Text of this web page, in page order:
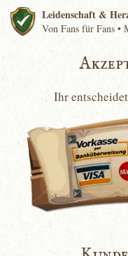
Leidenschaft &
Von Fans für Fans •
Ihr